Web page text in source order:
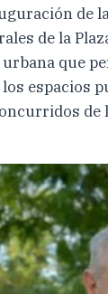
de
de la
que
espacios
de